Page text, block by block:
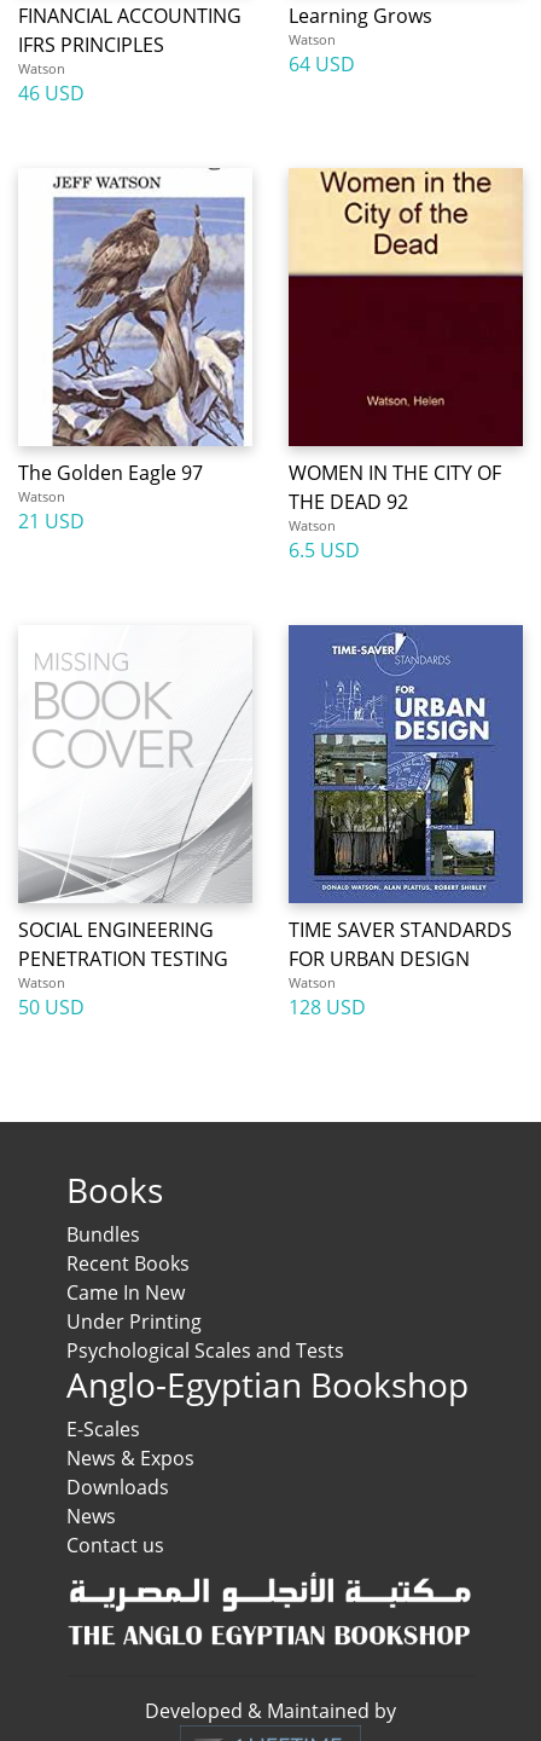
FINANCIAL ACCOUNTING
IFRS PRINCIPLES
Watson
46 USD
Learning Grows
Watson
64 USD
The Golden Eagle 97
Watson
21 USD
WOMEN IN THE CITY OF
THE DEAD 92
Watson
6.5 USD
SOCIAL ENGINEERING
PENETRATION TESTING
Watson
50 USD
TIME SAVER STANDARDS
FOR URBAN DESIGN
Watson
128 USD
Books
Bundles
Recent Books
Came In New
Under Printing
Psychological Scales and Tests
Anglo-Egyptian Bookshop
E-Scales
News & Expos
Downloads
News
Contact us
Developed & Maintained by